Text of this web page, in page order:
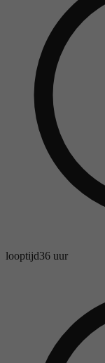
looptijd36 uur